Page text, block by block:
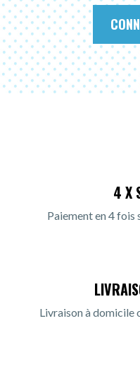
4 X
Paiement en 4 fois
Livraison à domicile